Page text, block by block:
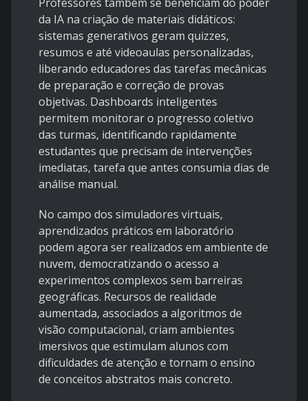
da IA na criação de materiais didáticos:
sistemas generativos geram quizzes,
resumos e até videoaulas personalizadas,
liberando educadores das tarefas mecânicas
de preparação e correção de provas
objetivas. Dashboards inteligentes
permitem monitorar o progresso coletivo
das turmas, identificando rapidamente
estudantes que precisam de intervenções
imediatas, tarefa que antes consumia dias de
análise manual.
No campo dos simuladores virtuais,
aprendizados práticos em laboratório
podem agora ser realizados em ambiente de
nuvem, democratizando o acesso a
experimentos complexos sem barreiras
geográficas. Recursos de realidade
aumentada, associados a algoritmos de
visão computacional, criam ambientes
imersivos que estimulam alunos com
dificuldades de atenção e tornam o ensino
de conceitos abstratos mais concreto.